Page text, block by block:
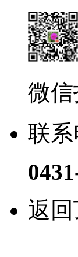
微信
联
返